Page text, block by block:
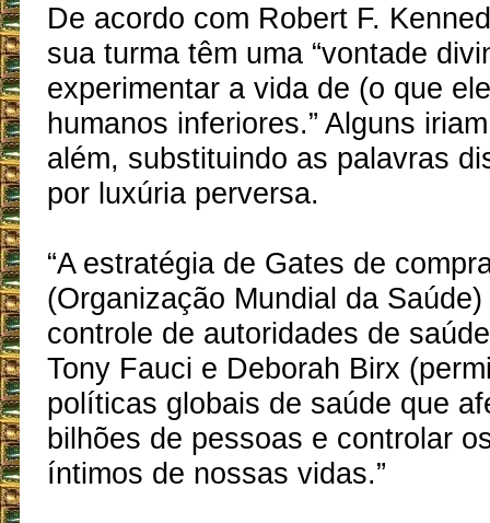
De acordo com Robert F.
sua turma têm uma “vontade
experimentar a vida de (o que
humanos inferiores.” Alguns
além, substituindo as palavras
por luxúria perversa.
“A estratégia de Gates de
(Organização Mundial da
controle de autoridades de
Tony Fauci e Deborah Birx
políticas globais de saúde que
bilhões de pessoas e controlar
íntimos de nossas vidas.”